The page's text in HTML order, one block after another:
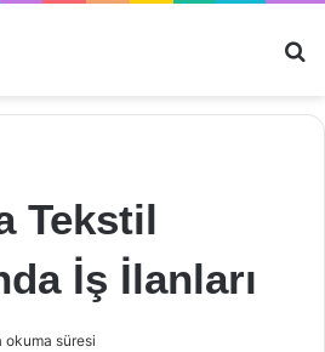
Tekstil
İş İlanları
okuma süresi